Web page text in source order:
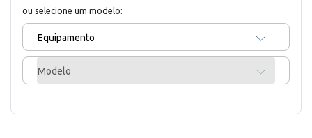
ou selecione um modelo:
Equipamento
Modelo